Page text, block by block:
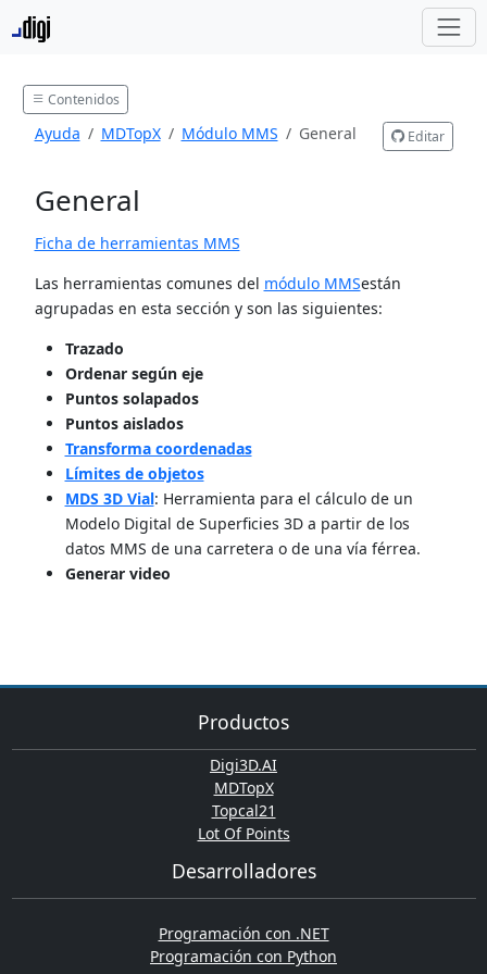
Contenidos
Ayuda MDTopX Módulo MMS General Editar
General
Ficha de herramientas MMS
Las herramientas comunes del módulo MMSestán
agrupadas en esta sección y son las siguientes:
Trazado
Ordenar según eje
Puntos solapados
Puntos aislados
Transforma coordenadas
Límites de objetos
MDS 3D Vial: Herramienta para el cálculo de un
Modelo Digital de Superficies 3D a partir de los
datos MMS de una carretera o de una vía férrea.
Generar video
Productos
Digi3D.AI
MDTopX
Topcal21
Lot Of Points
Desarrolladores
Programación con .NET
Programación con Python